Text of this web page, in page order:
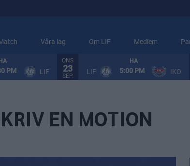
Våra lag Om LIF Medlem
HA
PM LIF
ONS
23
SEP.
HA
LIF 5:00 PM IKO
EN MOTION